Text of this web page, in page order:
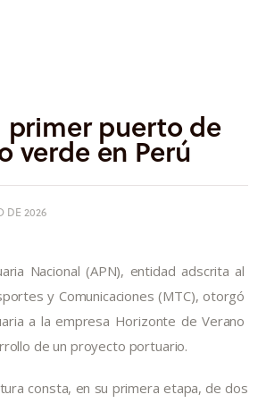
primer puerto de
verde en Perú
DE 2026
Nacional (APN), entidad adscrita al
y Comunicaciones (MTC), otorgó
a la empresa Horizonte de Verano
de un proyecto portuario.
consta, en su primera etapa, de dos